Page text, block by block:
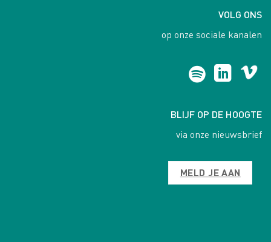
VOLG ONS
op onze sociale kanalen
BLIJF OP DE HOOGTE
via onze nieuwsbrief
MELD JE AAN